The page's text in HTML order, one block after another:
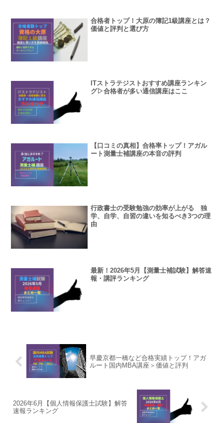
合格者トップ！大原の簿記1級講座とは？
価値と評判と選び方
ITストラテジストおすすめ講座ランキン
グ▷合格者が多い通信講座はここ
【口コミの真相】合格率トップ！アガル
ート測量士補講座の本音の評判
行政書士の受験勉強の効率が上がる 独
学、自学、自習の違いを知るべき3つの理
由
最新！2026年5月【測量士補試験】解答速
報・講評ランキング
早慶京都一橋など合格実績トップ！アガ
ルート国内MBA講座＞価値と評判
2026年6月【個人情報保護士試験】解答
速報ランキング